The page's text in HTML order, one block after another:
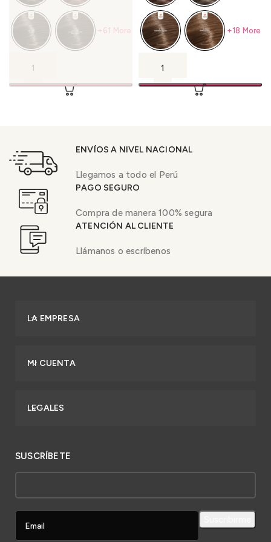
+61 More +18 More
ENVÍOS A NIVEL NACIONAL
Llegamos a todo el Perú
PAGO SEGURO
Compra de manera 100% segura
ATENCIÓN AL CLIENTE
Llámanos o escríbenos
LA EMPRESA
MI CUENTA
LEGALES
SUSCRÍBETE